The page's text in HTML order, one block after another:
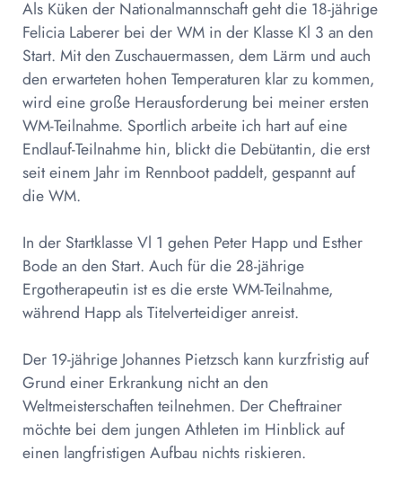
Als Küken der Nationalmannschaft geht die 18-jährige
Felicia Laberer bei der WM in der Klasse Kl 3 an den
Start. Mit den Zuschauermassen, dem Lärm und auch
den erwarteten hohen Temperaturen klar zu kommen,
wird eine große Herausforderung bei meiner ersten
WM-Teilnahme. Sportlich arbeite ich hart auf eine
Endlauf-Teilnahme hin, blickt die Debütantin, die erst
seit einem Jahr im Rennboot paddelt, gespannt auf
die WM.
In der Startklasse Vl 1 gehen Peter Happ und Esther
Bode an den Start. Auch für die 28-jährige
Ergotherapeutin ist es die erste WM-Teilnahme,
während Happ als Titelverteidiger anreist.
Der 19-jährige Johannes Pietzsch kann kurzfristig auf
Grund einer Erkrankung nicht an den
Weltmeisterschaften teilnehmen. Der Cheftrainer
möchte bei dem jungen Athleten im Hinblick auf
einen langfristigen Aufbau nichts riskieren.